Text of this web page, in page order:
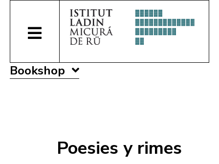
Bookshop
Poesies y rimes